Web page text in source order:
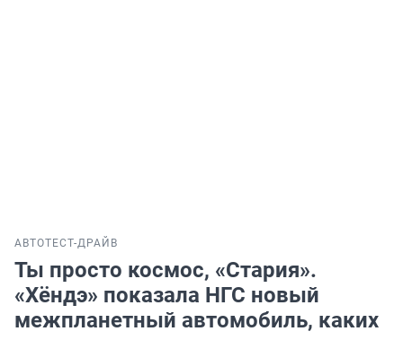
АВТОТЕСТ-ДРАЙВ
Ты просто космос, «Стария».
«Хёндэ» показала НГС новый
межпланетный автомобиль, каких